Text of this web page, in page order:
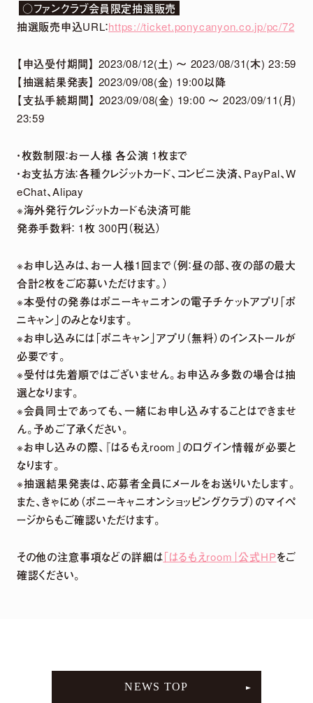
＆ canvas session 〜5th Anniversary
Special〜 グッズ事後通販 決定！
2026.07.29
「harmoe」×「HMV」 5周年記念POP UP
SHOPグッズ事後通販 決定！
2026.07.22
2026年12月13日「京(みやこ) Premium Live
2026」出演決定！
NEWS LIST
【harmoe】『Tilt』Music Video Full ver.【3rdアルバム】
○ファンクラブ会員限定抽選販売
抽選販売申込URL：https://ticket.ponycanyon.co.jp/pc/72
【申込受付期間】 2023/08/12(土) ～ 2023/08/31(木) 23:59
【抽選結果発表】 2023/09/08(金) 19:00以降
【支払手続期間】 2023/09/08(金) 19:00 ～ 2023/09/11(月)
23:59
・枚数制限：お一人様 各公演 1枚まで
・お支払方法：各種クレジットカード、コンビニ決済、PayPal、W
eChat、Alipay
※海外発行クレジットカードも決済可能
発券手数料： 1枚 300円（税込）
※お申し込みは、お一人様1回まで（例：昼の部、夜の部の最大
合計2枚をご応募いただけます。）
※本受付の発券はポニーキャニオンの電子チケットアプリ「ポ
ニキャン」のみとなります。
※お申し込みには「ポニキャン」アプリ（無料）のインストールが
必要です。
※受付は先着順ではございません。お申込み多数の場合は抽
選となります。
※会員同士であっても、一緒にお申し込みすることはできませ
ん。予めご了承ください。
※お申し込みの際、『はるもえroom』のログイン情報が必要と
なります。
※抽選結果発表は、応募者全員にメールをお送りいたします。
また、きゃにめ（ポニーキャニオンショッピングクラブ）のマイペ
ージからもご確認いただけます。
その他の注意事項などの詳細は「はるもえroom」公式HPをご
確認ください。
NEWS TOP